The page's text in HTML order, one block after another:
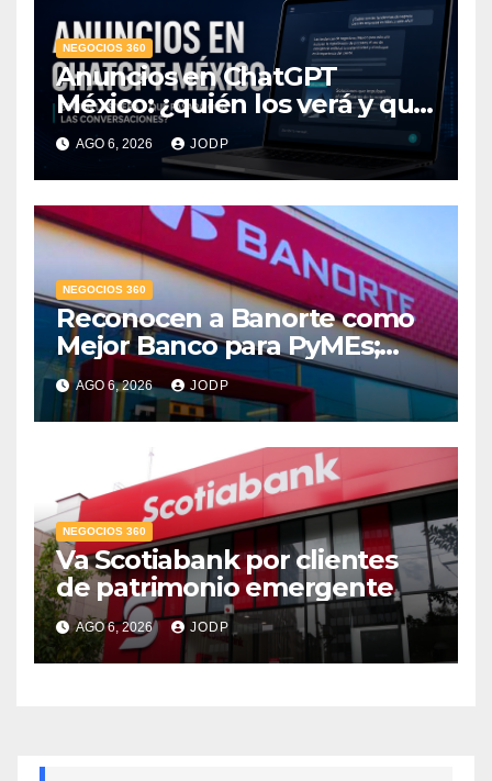
NEGOCIOS 360
Anuncios en ChatGPT
México: ¿quién los verá y qué
pasará con las
conversaciones?
AGO 6, 2026 JODP
NEGOCIOS 360
Reconocen a Banorte como
Mejor Banco para PyMEs;
supera 14% del mercado
crediticio
AGO 6, 2026 JODP
NEGOCIOS 360
Va Scotiabank por clientes
de patrimonio emergente
AGO 6, 2026 JODP